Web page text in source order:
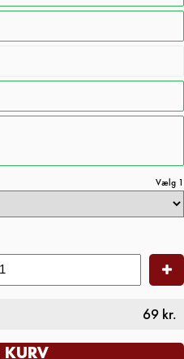
Vælg 1
69 kr.
KURV